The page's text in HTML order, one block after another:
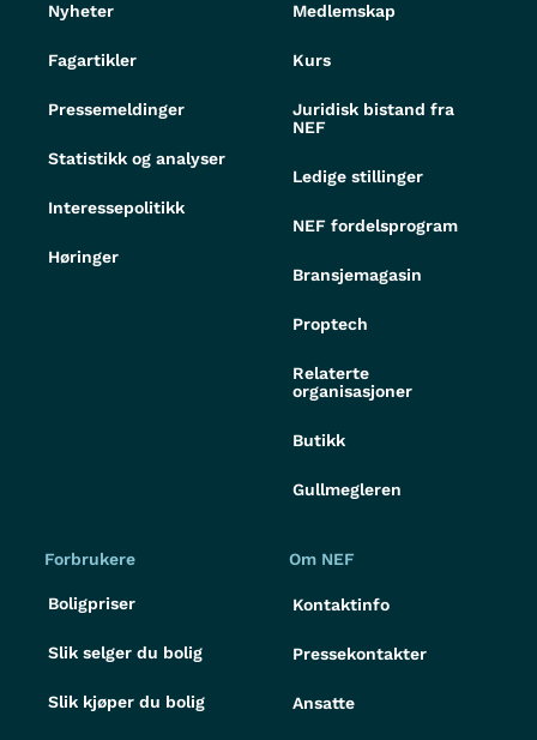
Nyheter
Fagartikler
Pressemeldinger
Statistikk og analyser
Interessepolitikk
Høringer
Medlemskap
Kurs
Juridisk bistand fra
NEF
Ledige stillinger
NEF fordelsprogram
Bransjemagasin
Proptech
Relaterte
organisasjoner
Butikk
Gullmegleren
Forbrukere
Boligpriser
Slik selger du bolig
Slik kjøper du bolig
Om NEF
Kontaktinfo
Pressekontakter
Ansatte